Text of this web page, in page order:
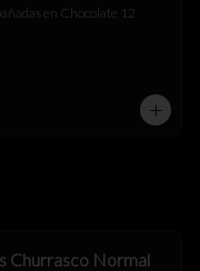
en Chocolate 12
Churrasco Normal